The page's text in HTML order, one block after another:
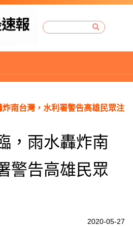
南台灣，水利署警告高雄民眾注
，雨水轟炸南
警告高雄民眾
2020-05-27